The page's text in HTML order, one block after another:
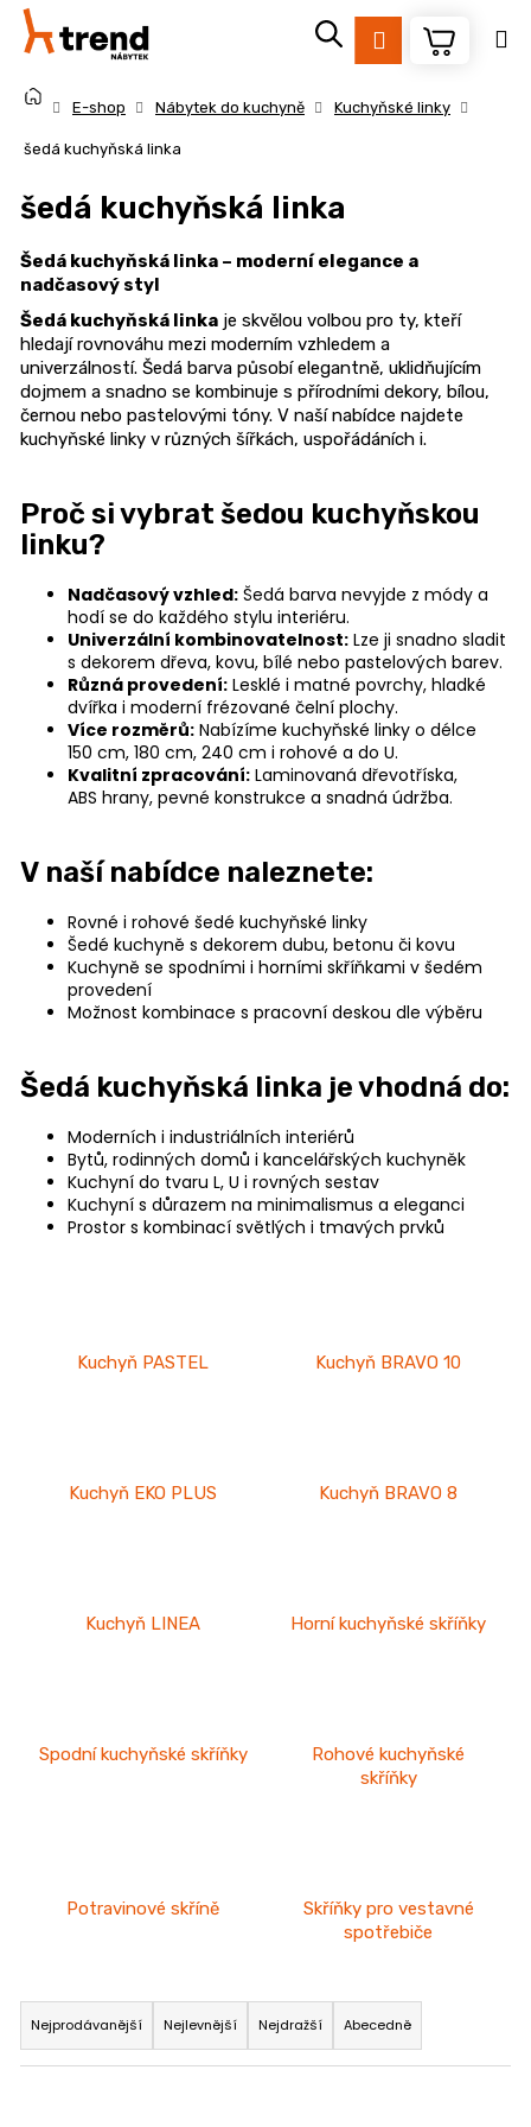
Přejít
obsah
Přihlášení
E-shop Nábytek do kuchyně Kuchyňské linky
šedá kuchyňská linka
šedá kuchyňská linka
Šedá kuchyňská linka – moderní elegance a
nadčasový styl
Šedá kuchyňská linka je skvělou volbou pro ty, kteří
hledají rovnováhu mezi moderním vzhledem a
univerzálností. Šedá barva působí elegantně, uklidňujícím
dojmem a snadno se kombinuje s přírodními dekory, bílou,
černou nebo pastelovými tóny. V naší nabídce najdete
kuchyňské linky v různých šířkách, uspořádáních i.
Proč si vybrat šedou kuchyňskou
linku?
Nadčasový vzhled: Šedá barva nevyjde z módy a
hodí se do každého stylu interiéru.
Univerzální kombinovatelnost: Lze ji snadno sladit
s dekorem dřeva, kovu, bílé nebo pastelových barev.
Různá provedení: Lesklé i matné povrchy, hladké
dvířka i moderní frézované čelní plochy.
Více rozměrů: Nabízíme kuchyňské linky o délce
150 cm, 180 cm, 240 cm i rohové a do U.
Kvalitní zpracování: Laminovaná dřevotříska,
ABS hrany, pevné konstrukce a snadná údržba.
V naší nabídce naleznete:
Rovné i rohové šedé kuchyňské linky
Šedé kuchyně s dekorem dubu, betonu či kovu
Kuchyně se spodními i horními skříňkami v šedém
provedení
Možnost kombinace s pracovní deskou dle výběru
Šedá kuchyňská linka je vhodná do:
Moderních i industriálních interiérů
Bytů, rodinných domů i kancelářských kuchyněk
Kuchyní do tvaru L, U i rovných sestav
Kuchyní s důrazem na minimalismus a eleganci
Prostor s kombinací světlých i tmavých prvků
Kuchyň PASTEL Kuchyň BRAVO 10
Kuchyň EKO PLUS Kuchyň BRAVO 8
Kuchyň LINEA Horní kuchyňské skříňky
Spodní kuchyňské skříňky
Rohové kuchyňské
skříňky
Potravinové skříně
Skříňky pro vestavné
spotřebiče
Ř
a
z
Nejprodávanější Nejlevnější Nejdražší Abecedně
Zpět
Zpět